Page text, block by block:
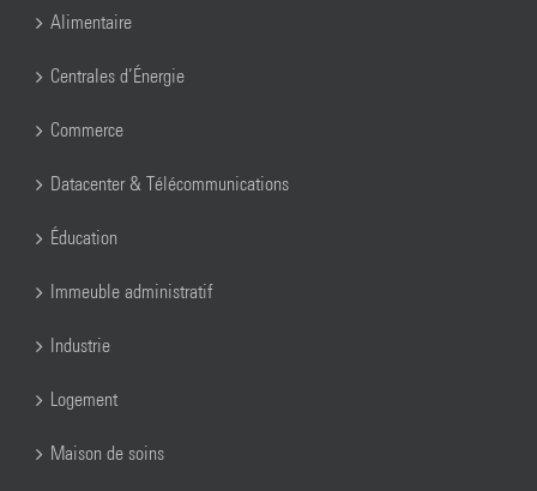
Alimentaire
Centrales d’Énergie
Commerce
Datacenter & Télécommunications
Éducation
Immeuble administratif
Industrie
Logement
Maison de soins